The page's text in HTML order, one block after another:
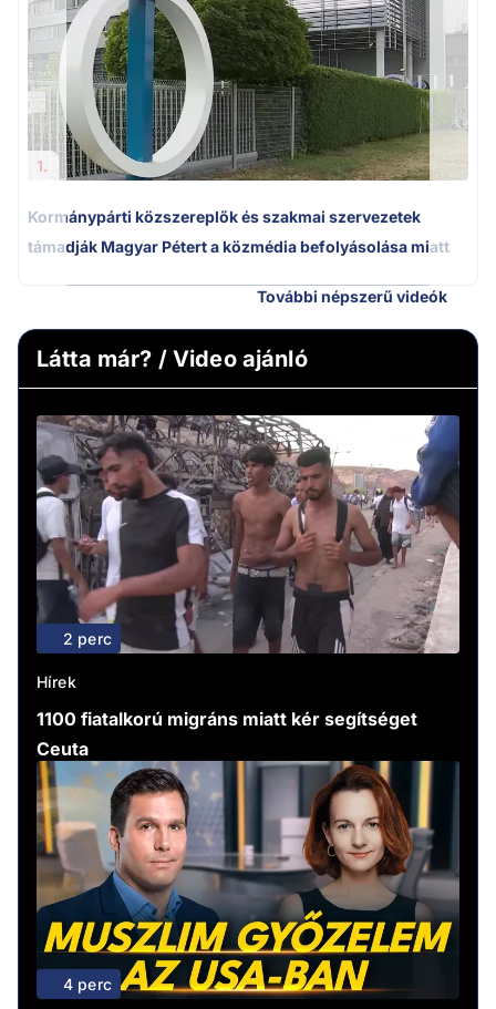
1.
Kormánypárti közszereplők és szakmai szervezetek
támadják Magyar Pétert a közmédia befolyásolása miatt
További népszerű videók
Látta már? / Video ajánló
2 perc
Hírek
1100 fiatalkorú migráns miatt kér segítséget
Ceuta
4 perc